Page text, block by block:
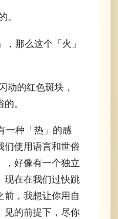
。
，那么这个「火」
动的红色斑块，
。
一种「热」的感
们使用语言和世俗
，好像有一个独立
现在在我们过快跳
前，我想让你用自
见的前提下，尽你